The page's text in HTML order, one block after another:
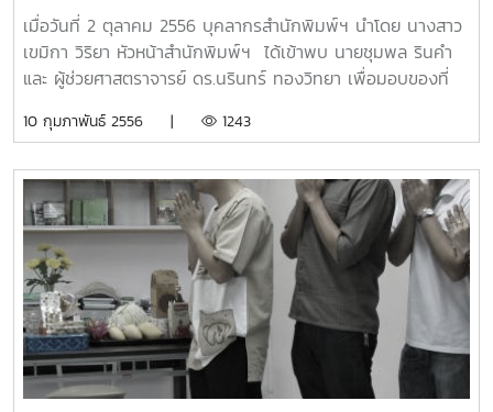
เมื่อวันที่ 2 ตุลาคม 2556 บุคลากรสำนักพิมพ์ฯ นำโดย นางสาว
เขมิกา วิริยา หัวหน้าสำนักพิมพ์ฯ ได้เข้าพบ นายชุมพล รินคำ
และ ผู้ช่วยศาสตราจารย์ ดร.นรินทร์ ทองวิทยา เพื่อมอบของที่
มา โดยทั้ง 2 ท่านได้ให้โอวาทและอวยพรแก่บุคลากรสำนักพิมพ์ฯ
10 กุมภาพันธ์ 2556 | 1243